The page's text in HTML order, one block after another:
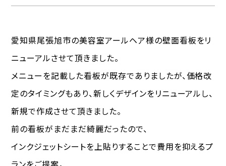
愛知県尾張旭市の美容室アールヘア様の壁面看板をリ
ニューアルさせて頂きました。
メニューを記載した看板が既存でありましたが、価格改
定のタイミングもあり、新しくデザインをリニューアルし、
新規で作成させて頂きました。
前の看板がまだまだ綺麗だったので、
インクジェットシートを上貼りすることで費用を抑えるプ